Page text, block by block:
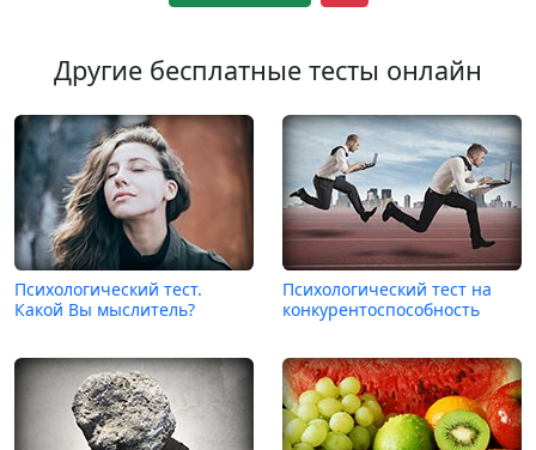
Другие бесплатные тесты онлайн
Психологический тест.
Какой Вы мыслитель?
Психологический тест на
конкурентоспособность